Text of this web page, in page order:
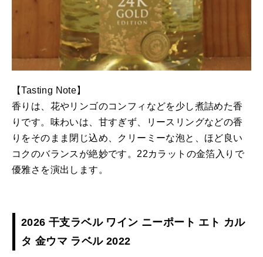
【Tasting Note】
香りは、花やリンゴのコンフィなどを少し煮詰めた香
りです。味わいは、甘すぎず、リースリングなどの香
りをそのまま閉じ込め、クリーミーな泡と、ほど良い
コクのバランスが絶妙です。22カラットの金箔入りで
優雅さを演出します。
2026 干支ラベル ワイン ニーポート エト カル
タ 金ウマ ラベル 2022